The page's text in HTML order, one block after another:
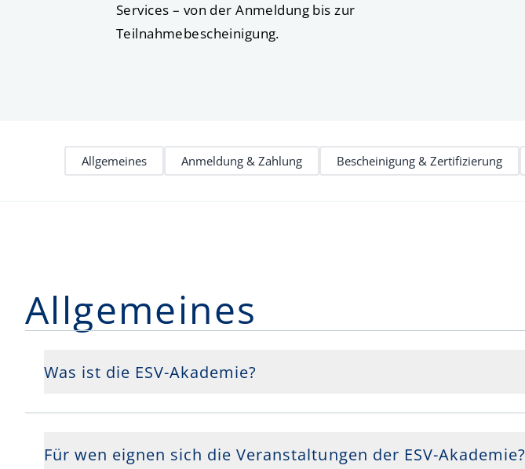
Services – von der Anmeldung bis zur
Teilnahmebescheinigung.
Allgemeines Anmeldung & Zahlung Bescheinigung & Zertifizierung
Allgemeines
Was ist die ESV-Akademie?
Für wen eignen sich die Veranstaltungen der ESV-Akademie?